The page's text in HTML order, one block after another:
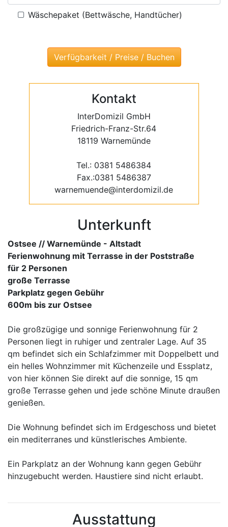
Wäschepaket (Bettwäsche, Handtücher)
Kontakt
InterDomizil GmbH
Friedrich-Franz-Str.64
18119 Warnemünde
Tel.: 0381 5486384
Fax.:0381 5486387
warnemuende@interdomizil.de
Unterkunft
Ostsee // Warnemünde - Altstadt
Ferienwohnung mit Terrasse in der Poststraße
für 2 Personen
große Terrasse
Parkplatz gegen Gebühr
600m bis zur Ostsee
Die großzügige und sonnige Ferienwohnung für 2
Personen liegt in ruhiger und zentraler Lage. Auf 35
qm befindet sich ein Schlafzimmer mit Doppelbett und
ein helles Wohnzimmer mit Küchenzeile und Essplatz,
von hier können Sie direkt auf die sonnige, 15 qm
große Terrasse gehen und jede schöne Minute draußen
genießen.
Die Wohnung befindet sich im Erdgeschoss und bietet
ein mediterranes und künstlerisches Ambiente.
Ein Parkplatz an der Wohnung kann gegen Gebühr
hinzugebucht werden. Haustiere sind nicht erlaubt.
Ausstattung